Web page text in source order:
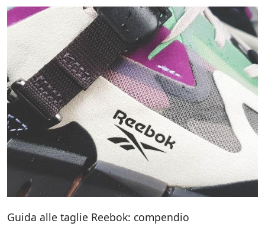
Guida alle taglie Reebok: compendio